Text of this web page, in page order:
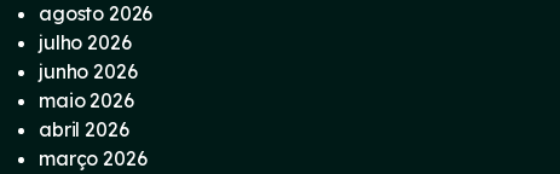
agosto 2026
julho 2026
junho 2026
maio 2026
abril 2026
março 2026